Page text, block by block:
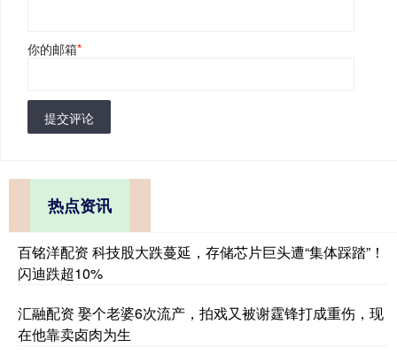
你的邮箱*
提交评论
热点资讯
百铭洋配资 科技股大跌蔓延，存储芯片巨头遭“集体踩踏”！
闪迪跌超10%
汇融配资 娶个老婆6次流产，拍戏又被谢霆锋打成重伤，现
在他靠卖卤肉为生